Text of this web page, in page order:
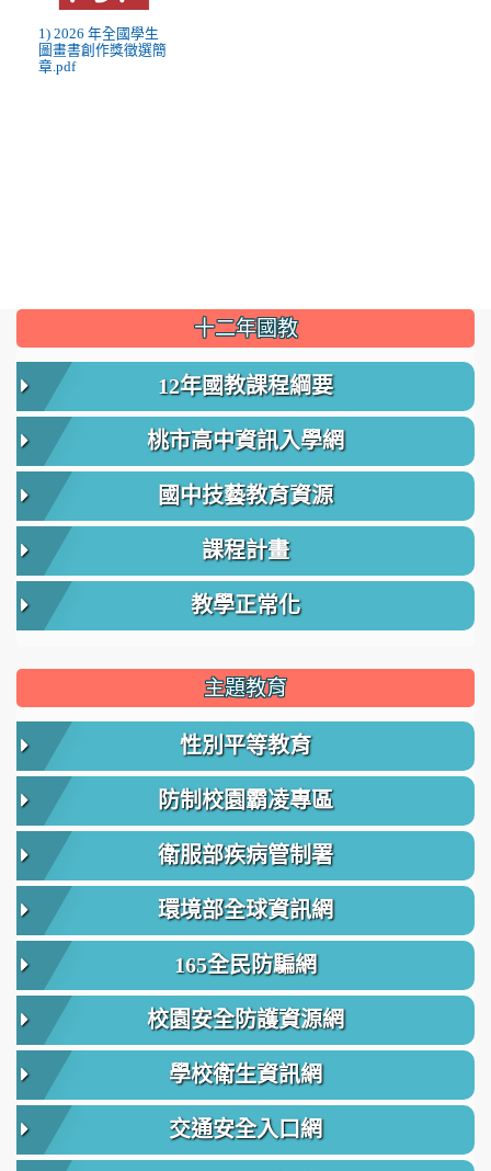
1) 2026 年全國學生
圖畫書創作獎徵選簡
章.pdf
::: 十二年國教
12年國教課程綱要
桃市高中資訊入學網
國中技藝教育資源
課程計畫
教學正常化
主題教育
性別平等教育
防制校園霸凌專區
衛服部疾病管制署
環境部全球資訊網
165全民防騙網
校園安全防護資源網
學校衛生資訊網
交通安全入口網